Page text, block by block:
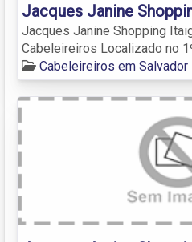
Jacques Janine
Jacques Janine Shopping
Cabeleireiros Localizado no
Cabeleireiros em Salvador